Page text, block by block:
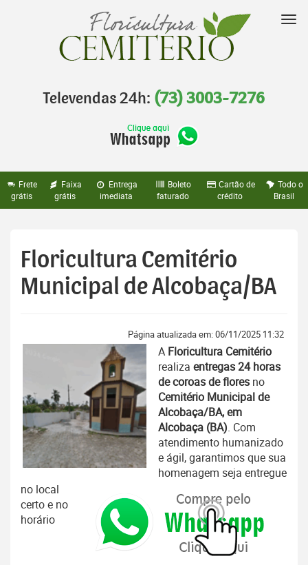
Televendas 24h: (73) 3003-7276
Frete
grátis
Faixa
grátis
Entrega
imediata
Boleto
faturado
Cartão de
crédito
Todo o
Brasil
Floricultura Cemitério
Municipal de Alcobaça/BA
Página atualizada em: 06/11/2025 11:32
A Floricultura Cemitério
realiza entregas 24 horas
de coroas de flores no
Cemitério Municipal de
Alcobaça/BA, em
Alcobaça (BA). Com
atendimento humanizado
e ágil, garantimos que sua
homenagem seja entregue
no local
certo e no
horário